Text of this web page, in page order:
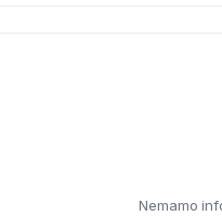
Nemamo